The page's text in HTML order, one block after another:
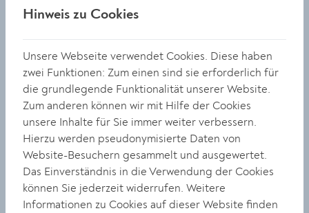
Aktive Mobilität erleben und nachhaltige Mobilität
entdecken lautet das Motto am Samstag, 30. Mai, in der
Kremser Innenstadt.
Hinweis zu Cookies
Unsere Webseite verwendet Cookies. Diese haben
zwei Funktionen: Zum einen sind sie erforderlich für
die grundlegende Funktionalität unserer Website.
Zum anderen können wir mit Hilfe der Cookies
unsere Inhalte für Sie immer weiter verbessern.
Hierzu werden pseudonymisierte Daten von
Website-Besuchern gesammelt und ausgewertet.
Das Einverständnis in die Verwendung der Cookies
können Sie jederzeit widerrufen. Weitere
Informationen zu Cookies auf dieser Website finden